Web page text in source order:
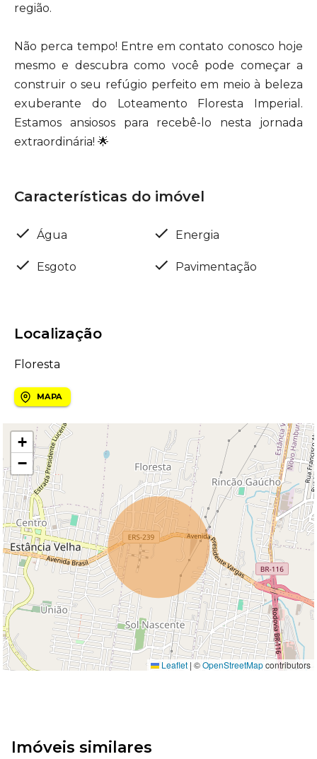
região.
Não perca tempo! Entre em contato conosco hoje
mesmo e descubra como você pode começar a
construir o seu refúgio perfeito em meio à beleza
exuberante do Loteamento Floresta Imperial.
Estamos ansiosos para recebê-lo nesta jornada
extraordinária! 🌟
Características do imóvel
Água Energia
Esgoto Pavimentação
Localização
Floresta
MAPA
+
−
Leaflet | ©OpenStreetMapcontributors
Imóveis similares